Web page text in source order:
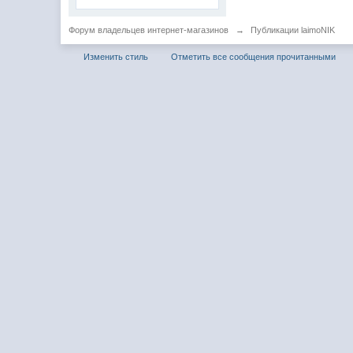
Форум владельцев интернет-магазинов → Публикации laimoNIK
Изменить стиль Отметить все сообщения прочитанными